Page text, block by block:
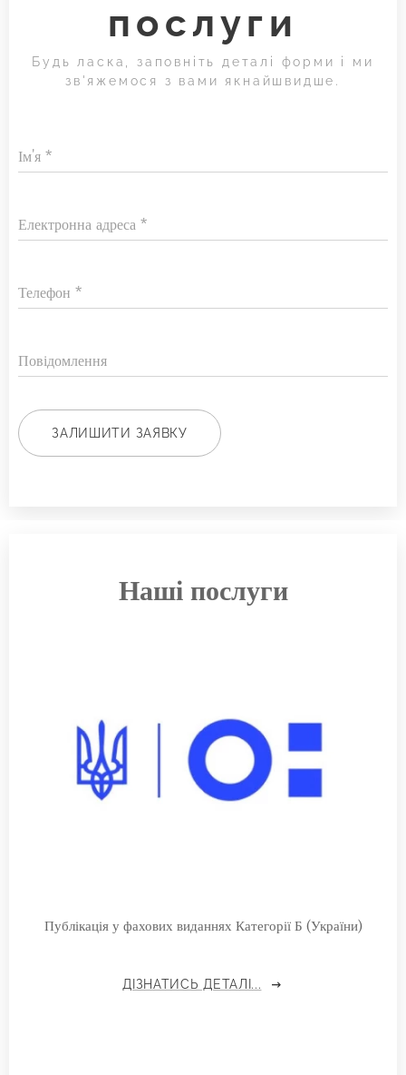
послуги
Будь ласка, заповніть деталі форми і ми
зв'яжемося з вами якнайшвидше.
Ім'я
Електронна адреса
Телефон
Повідомлення
ЗАЛИШИТИ ЗАЯВКУ
Наші послуги
Публікація у фахових виданнях Категорії Б (України)
ДІЗНАТИСЬ ДЕТАЛІ...